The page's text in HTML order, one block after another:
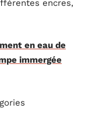
encres,
en eau de
immergée